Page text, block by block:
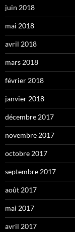
juin 2018
mai 2018
avril 2018
mars 2018
février 2018
janvier 2018
décembre 2017
novembre 2017
octobre 2017
septembre 2017
août 2017
mai 2017
avril 2017